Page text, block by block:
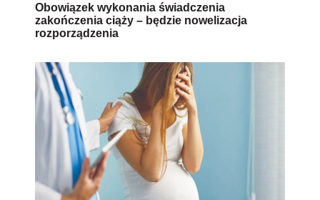
Obowiązek wykonania świadczenia
zakończenia ciąży – będzie nowelizacja
rozporządzenia